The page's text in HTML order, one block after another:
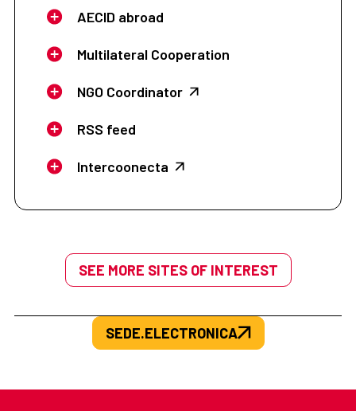
AECID abroad
Multilateral Cooperation
NGO Coordinator
RSS feed
Intercoonecta
SEE MORE SITES OF INTEREST
SEDE.ELECTRONICA